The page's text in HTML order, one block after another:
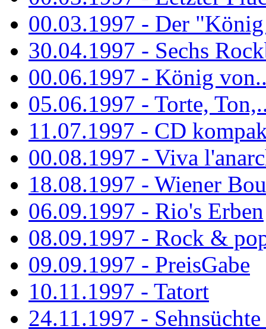
00.03.1997 - Der
30.04.1997 - Sechs
00.06.1997 - König
05.06.1997 - Torte,
11.07.1997 - CD
00.08.1997 - Viva
18.08.1997 - Wiener
06.09.1997 - Rio's Erben
08.09.1997 - Rock &
09.09.1997 - PreisGabe
10.11.1997 - Tatort
24.11.1997 -